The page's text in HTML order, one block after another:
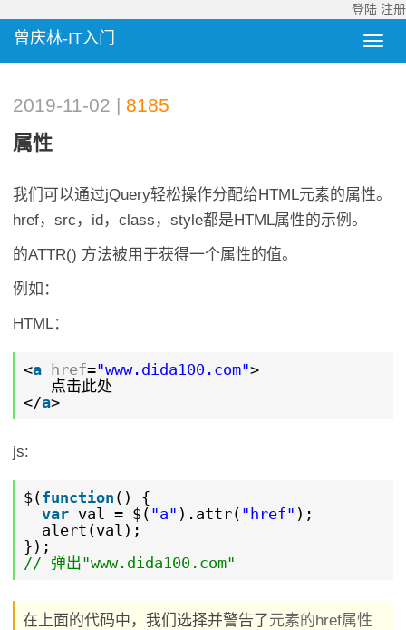
登陆 注册
曾庆林-IT入门
2019-11-02 | 8185
属性
我们可以通过jQuery轻松操作分配给HTML元素的属性。
href，src，id，class，style都是HTML属性的示例。
的ATTR() 方法被用于获得一个属性的值。
例如：
HTML：
<a href="www.dida100.com">
点击此处
</a>
js:
$(function () {
var val = $( "a" ).attr( "href" );
alert(val);
});
// 弹出"www.dida100.com"
在上面的代码中，我们选择并警告了元素的href属性